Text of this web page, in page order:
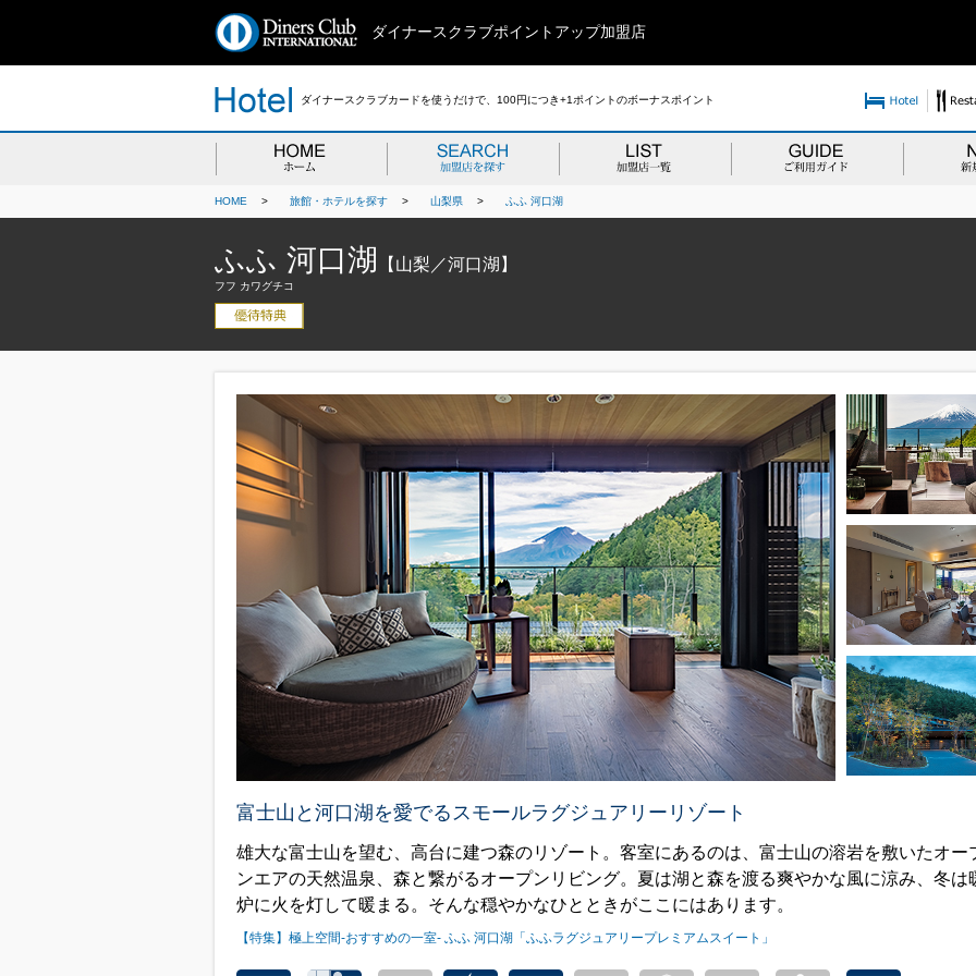
ダイナースクラブポイントアップ加盟店
ダイナースクラブカードを使うだけで、100円につき+1ポイントのボーナスポイント
HOME > 旅館・ホテルを探す > 山梨県 > ふふ 河口湖
ふふ 河口湖 【山梨／河口湖】
フフ カワグチコ
富士山と河口湖を愛でるスモールラグジュアリーリゾート
雄大な富士山を望む、高台に建つ森のリゾート。客室にあるのは、富士山の溶岩を敷いたオー
ンエアの天然温泉、森と繋がるオープンリビング。夏は湖と森を渡る爽やかな風に涼み、冬は
炉に火を灯して暖まる。そんな穏やかなひとときがここにはあります。
【特集】極上空間-おすすめの一室- ふふ 河口湖「ふふラグジュアリープレミアムスイート」